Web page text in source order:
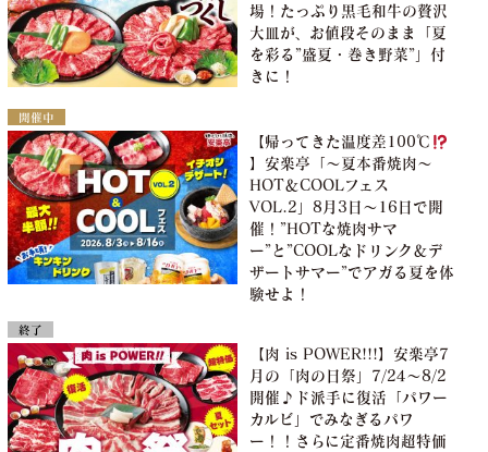
場！たっぷり黒毛和牛の贅沢
大皿が、お値段そのまま「夏
を彩る”盛夏・巻き野菜”」付
きに！
開催中
【帰ってきた温度差100℃
】安楽亭「～夏本番焼肉～
HOT＆COOLフェス
VOL.2」8月3日～16日で開
催！”HOTな焼肉サマ
ー”と”COOLなドリンク＆デ
ザートサマー”でアガる夏を体
験せよ！
終了
【肉 is POWER!!!】安楽亭7
月の「肉の日祭」7/24～8/2
開催♪ド派手に復活「パワー
カルビ」でみなぎるパワ
ー！！さらに定番焼肉超特価